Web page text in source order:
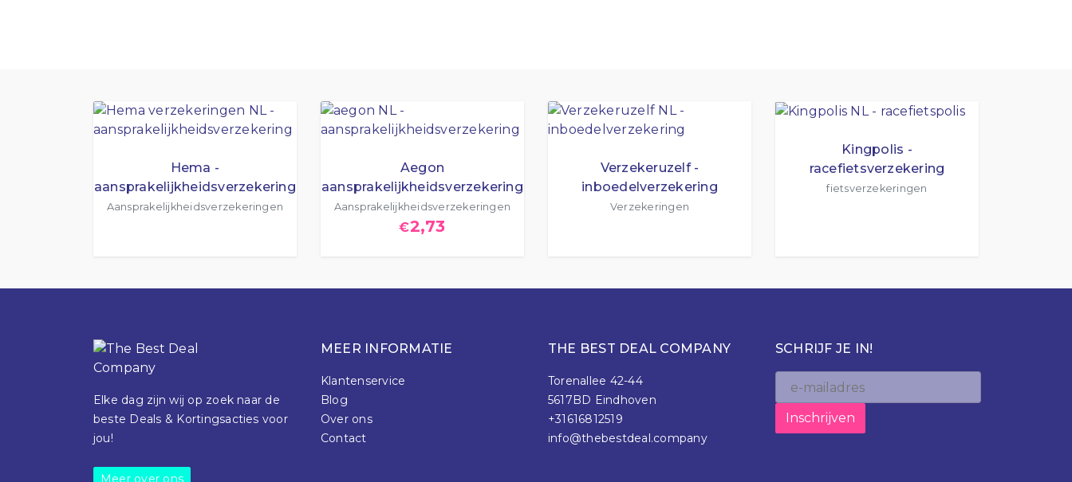
Hema -
aansprakelijkheidsverzekering
Aansprakelijkheidsverzekeringen
Aegon
aansprakelijkheidsverzekering
Aansprakelijkheidsverzekeringen
€2,73
Verzekeruzelf -
inboedelverzekering
Verzekeringen
Kingpolis -
racefietsverzekering
fietsverzekeringen
Elke dag zijn wij op zoek naar de
beste Deals & Kortingsacties voor
jou!
Meer over ons
MEER INFORMATIE
Klantenservice
Blog
Over ons
Contact
THE BEST DEAL COMPANY
Torenallee 42-44
5617BD Eindhoven
+31616812519
info@thebestdeal.company
SCHRIJF JE IN!